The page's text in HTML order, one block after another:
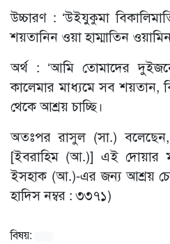
উচ্চারণ : ‘উইযুকুমা
শয়তানিন ওয়া হাম্মাতিন
অর্থ : ‘আমি তোমাদের
কালেমার মাধ্যমে সব শয়তান,
থেকে আশ্রয় চাচ্ছি।
অতঃপর রাসুল (সা.) বলেছেন,
[ইবরাহিম (আ.)] এই দোয়ার
ইসহাক (আ.)-এর জন্য আশ্রয়
হাদিস নম্বর : ৩৩৭১)
বিষয়: